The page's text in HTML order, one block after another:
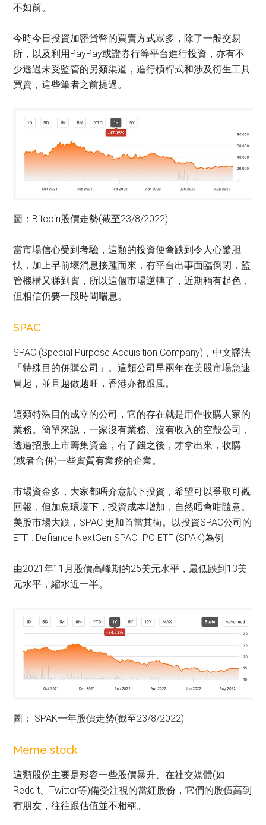
不如前。
今時今日投資加密貨幣的買賣方式眾多，除了一般交易
所，以及利用PayPay或證券行等平台進行投資，亦有不
少透過未受監管的另類渠道，進行槓桿式和涉及衍生工具
買賣，這些筆者之前提過。
圖：Bitcoin股價走勢(截至23/8/2022)
當市場信心受到考驗，這類的投資便會跌到令人心驚胆
怯，加上早前壞消息接踵而來，有平台出事面臨倒閉，監
管機構又睇到實，所以這個市場逆轉了，近期稍有起色，
但相信仍要一段時間喘息。
SPAC
SPAC (Special Purpose Acquisition Company)，中文譯法
「特殊目的併購公司」。這類公司早兩年在美股市場急速
冒起，並且越做越旺，香港亦都跟風。
這類特殊目的成立的公司，它的存在就是用作收購人家的
業務。簡單來說，一家沒有業務、沒有收入的空殼公司，
透過招股上市籌集資金，有了錢之後，才拿出來，收購
(或者合併)一些實質有業務的企業。
市場資金多，大家都唔介意試下投資，希望可以爭取可觀
回報，但加息環境下，投資成本增加，自然唔會咁隨意。
美股市場大跌，SPAC 更加首當其衝。以投資SPAC公司的
ETF : Defiance NextGen SPAC IPO ETF (SPAK)為例
由2021年11月股價高峰期的25美元水平，最低跌到13美
元水平，縮水近一半。
圖： SPAK一年股價走勢(截至23/8/2022)
Meme stock
這類股份主要是形容一些股價暴升、在社交媒體(如
Reddit、Twitter等)備受注視的當紅股份，它們的股價高到
冇朋友，往往跟估值並不相稱。